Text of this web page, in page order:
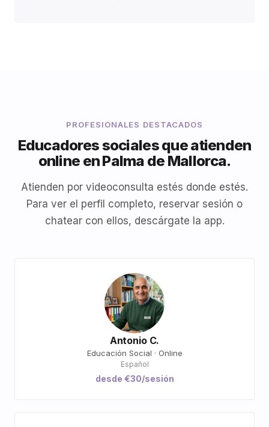
PROFESIONALES DESTACADOS
Educadores sociales que atienden
online en Palma de Mallorca.
Atienden por videoconsulta estés donde estés.
Para ver el perfil completo, reservar sesión o
chatear con ellos, descárgate la app.
Antonio C.
Educación Social · Online
Español
desde €30/sesión